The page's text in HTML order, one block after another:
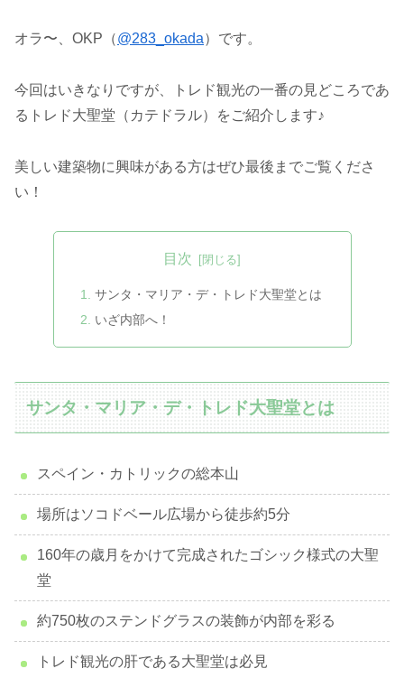
オラ〜、OKP（@283_okada）です。
今回はいきなりですが、トレド観光の一番の見どころであ
るトレド大聖堂（カテドラル）をご紹介します♪
美しい建築物に興味がある方はぜひ最後までご覧くださ
い！
目次
サンタ・マリア・デ・トレド大聖堂とは
いざ内部へ！
サンタ・マリア・デ・トレド大聖堂とは
スペイン・カトリックの総本山
場所はソコドベール広場から徒歩約5分
160年の歳月をかけて完成されたゴシック様式の大聖
堂
約750枚のステンドグラスの装飾が内部を彩る
トレド観光の肝である大聖堂は必見